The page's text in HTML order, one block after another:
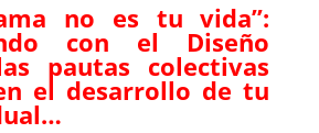
no es tu vida”:
con el Diseño
pautas colectivas
el desarrollo de tu